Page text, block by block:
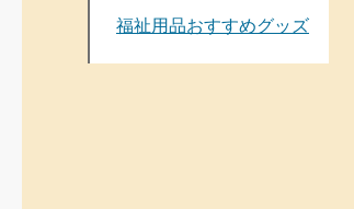
福祉用品おすすめグッズ